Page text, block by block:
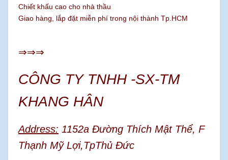
Chiết khấu cao cho nhà thầu
Giao hàng, lắp đặt miễn phí trong nội thành Tp.HCM
⇒⇒⇒
CÔNG TY TNHH -SX-TM
KHANG HÂN
Address: 1152a Đường Thích Mật Thể, F
Thạnh Mỹ Lợi,TpThủ Đức